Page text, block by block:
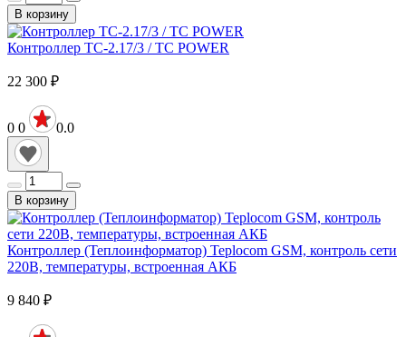
В корзину
Контроллер TC-2.17/3 / TC POWER
22 300 ₽
0 0 0.0
В корзину
Контроллер (Теплоинформатор) Teplocom GSM, контроль сети
220В, температуры, встроенная АКБ
9 840 ₽